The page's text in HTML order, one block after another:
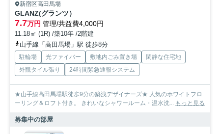
新宿区高田馬場
GLANZ(グランツ）
7.7万円 管理/共益費4,000円
11.18㎡ (1R) /築10年 /2階建
山手線「高田馬場」駅 徒歩8分
駐輪場 光ファイバー 敷地内ごみ置き場
閑静な住宅地
外観タイル張り
24時間緊急通報システム
★山手線高田馬場駅徒歩9分の築浅デザイナーズ★ 人気のホワイトフロ
ーリング＆ロフト付き。 きれいなシャワールーム・温水洗... もっと見る
募集中の部屋